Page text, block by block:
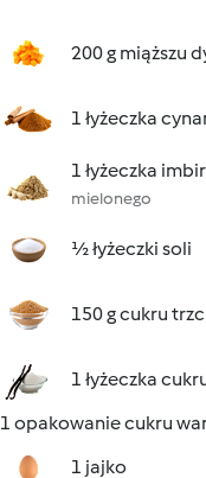
200 g miąższu
1 łyżeczka
1 łyżeczka
mielonego
½ łyżeczki soli
150 g cukru
1 łyżeczka
1 opakowanie cukru
1 jajko